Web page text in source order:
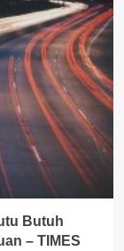
Butuh
– TIMES